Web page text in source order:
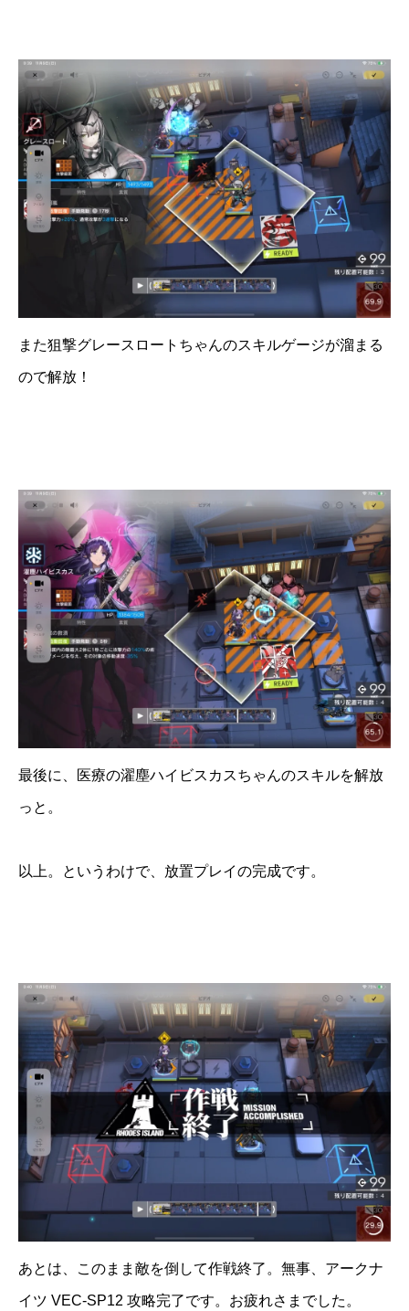
また狙撃グレースロートちゃんのスキルゲージが溜まる
ので解放！
最後に、医療の濯塵ハイビスカスちゃんのスキルを解放
っと。
以上。というわけで、放置プレイの完成です。
あとは、このまま敵を倒して作戦終了。無事、アークナ
イツ VEC-SP12 攻略完了です。お疲れさまでした。